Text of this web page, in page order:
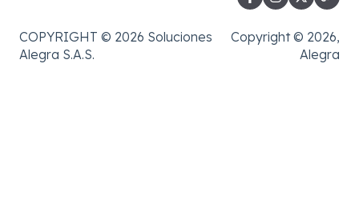
COPYRIGHT © 2026 Soluciones
Alegra S.A.S.
Copyright © 2026,
Alegra